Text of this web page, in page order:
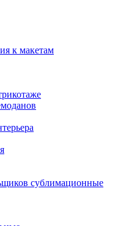
к макетам
сублимационные